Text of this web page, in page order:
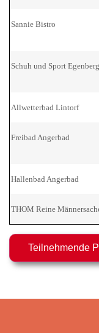
Sannie Bistro
Schuh und Sport
Allwetterbad Lintorf
Freibad Angerbad
Hallenbad Angerbad
THOM Reine
Teilnehmende